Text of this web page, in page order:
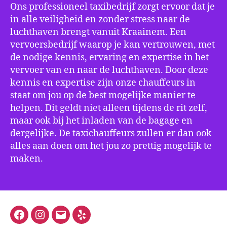
Ons professioneel taxibedrijf zorgt ervoor dat je
in alle veiligheid en zonder stress naar de
luchthaven brengt vanuit Kraainem. Een
vervoersbedrijf waarop je kan vertrouwen, met
de nodige kennis, ervaring en expertise in het
vervoer van en naar de luchthaven. Door deze
kennis en expertise zijn onze chauffeurs in
staat om jou op de best mogelijke manier te
helpen. Dit geldt niet alleen tijdens de rit zelf,
maar ook bij het inladen van de bagage en
dergelijke. De taxichauffeurs zullen er dan ook
alles aan doen om het jou zo prettig mogelijk te
maken.
FacebookInstagram
E-
Yelp